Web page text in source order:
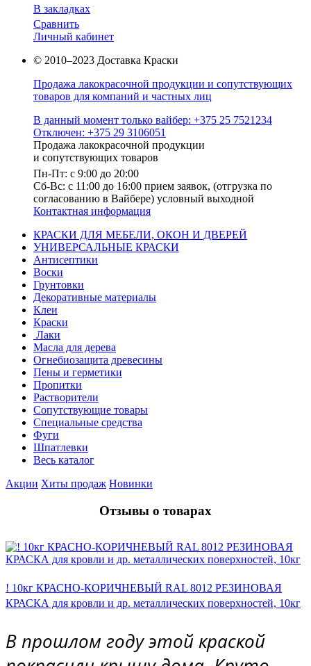
В закладках
Сравнить
Личный кабинет
© 2010–2023 Доставка Краски
Продажа лакокрасочной продукции и сопутствующих
товаров для компаний и частных лиц
В данный момент только вайбер: +375 25 7521234
Отключен: +375 29 3106051
Продажа лакокрасочной продукции
и сопутствующих товаров
Пн-Пт: с 9:00 до 20:00
Cб-Вс: с 11:00 до 16:00 прием заявок, (отгрузка по
согласованию в Вайбере) условный выходной
Контактная информация
КРАСКИ ДЛЯ МЕБЕЛИ, ОКОН И ДВЕРЕЙ
УНИВЕРСАЛЬНЫЕ КРАСКИ
Антисептики
Воски
Грунтовки
Декоративные материалы
Клеи
Краски
Лаки
Масла для дерева
Огнебиозащита древесины
Пены и герметики
Пропитки
Растворители
Сопутствующие товары
Специальные средства
Фуги
Шпатлевки
Весь каталог
Акции Хиты продаж Новинки
Отзывы о товарах
! 10кг КРАСНО-КОРИЧНЕВЫЙ RAL 8012 РЕЗИНОВАЯ
КРАСКА для кровли и др. металлических поверхностей, 10кг
В прошлом году этой краской